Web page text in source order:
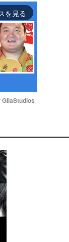
を見る
t
e
GliaStudios